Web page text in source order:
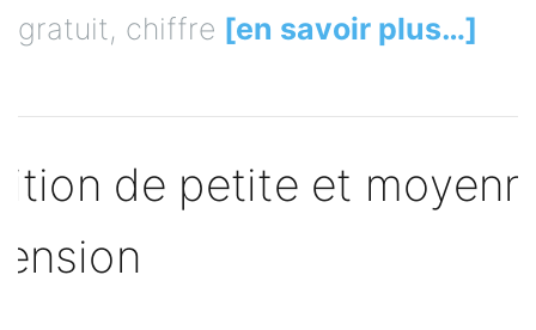
gratuit, chiffre [en savoir plus…]